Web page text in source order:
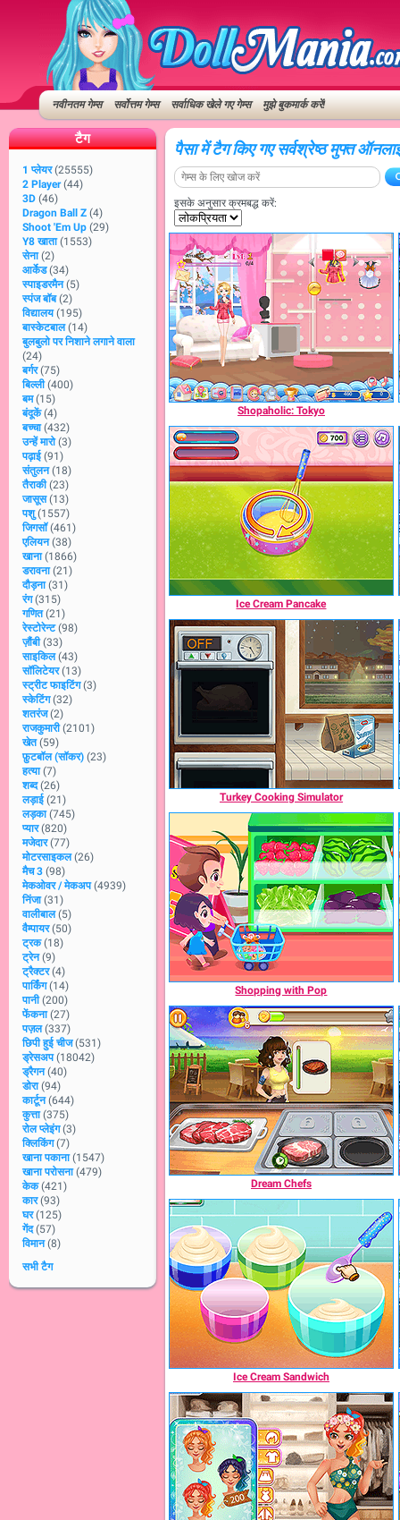
नवीनतम गेम्स सर्वोत्तम गेम्स सर्वाधिक खेले गए गेम्स मुझे बुकमार्क करें!
टैग
1 प्लेयर (25555)
2 Player (44)
3D (46)
Dragon Ball Z (4)
Shoot 'Em Up (29)
Y8 खाता (1553)
सेना (2)
आर्केड (34)
स्पाइडरमैन (5)
स्पंज बॉब (2)
विद्यालय (195)
बास्केटबाल (14)
बुलबुलो पर निशाने लगाने वाला
(24)
बर्गर (75)
बिल्ली (400)
बम (15)
बंदूकें (4)
बच्चा (432)
उन्हें मारो (3)
पढ़ाई (91)
संतुलन (18)
तैराकी (23)
जासूस (13)
पशु (1557)
जिगसॉ (461)
एलियन (38)
खाना (1866)
डरावना (21)
दौड़ना (31)
रंग (315)
गणित (21)
रेस्टोरेन्ट (98)
ज़ौंबी (33)
साइकिल (43)
सॉलिटेयर (13)
स्ट्रीट फाइटिंग (3)
स्केटिंग (32)
शतरंज (2)
राजकुमारी (2101)
खेत (59)
फ़ुटबॉल (सॉकर) (23)
हत्या (7)
शब्द (26)
लड़ाई (21)
लड़का (745)
प्यार (820)
मजेदार (77)
मोटरसाइकल (26)
मैच 3 (98)
मेकओवर / मेकअप (4939)
निंजा (31)
वालीबाल (5)
वैम्पायर (50)
ट्रक (18)
ट्रेन (9)
ट्रैक्टर (4)
पार्किंग (14)
पानी (200)
फेंकना (27)
पज़ल (337)
छिपी हुई चीज (531)
ड्रेसअप (18042)
ड्रैगन (40)
डोरा (94)
कार्टून (644)
कुत्ता (375)
रोल प्लेइंग (3)
क्लिकिंग (7)
खाना पकाना (1547)
खाना परोसना (479)
केक (421)
कार (93)
घर (125)
गेंद (57)
विमान (8)
सभी टैग
पैसा में टैग किए गए सर्वश्रेष्ठ मुफ्त
इसके अनुसार क्रमबद्ध करें:
Shopaholic: Tokyo
Ice Cream Pancake
Turkey Cooking Simulator
Shopping with Pop
Dream Chefs
Ice Cream Sandwich